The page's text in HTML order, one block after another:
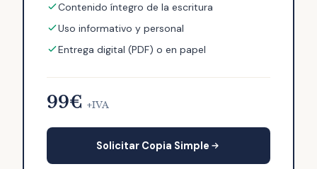
Contenido íntegro de la escritura
Uso informativo y personal
Entrega digital (PDF) o en papel
99€ +IVA
Solicitar Copia Simple